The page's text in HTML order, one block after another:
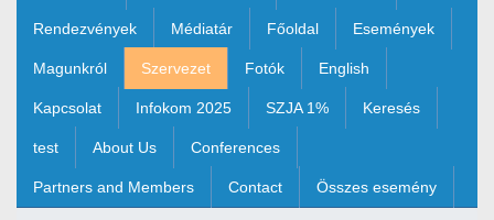
Rendezvények Médiatár Főoldal Események
Magunkról Szervezet Fotók English
Kapcsolat Infokom 2025 SZJA 1% Keresés
test About Us Conferences
Partners and Members Contact Összes esemény